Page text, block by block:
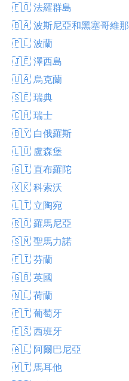
🇫🇴 法羅群島
🇧🇦 波斯尼亞和黑塞哥維那
🇵🇱 波蘭
🇯🇪 澤西島
🇺🇦 烏克蘭
🇸🇪 瑞典
🇨🇭 瑞士
🇧🇾 白俄羅斯
🇱🇺 盧森堡
🇬🇮 直布羅陀
🇽🇰 科索沃
🇱🇹 立陶宛
🇷🇴 羅馬尼亞
🇸🇲 聖馬力諾
🇫🇮 芬蘭
🇬🇧 英國
🇳🇱 荷蘭
🇵🇹 葡萄牙
🇪🇸 西班牙
🇦🇱 阿爾巴尼亞
🇲🇹 馬耳他